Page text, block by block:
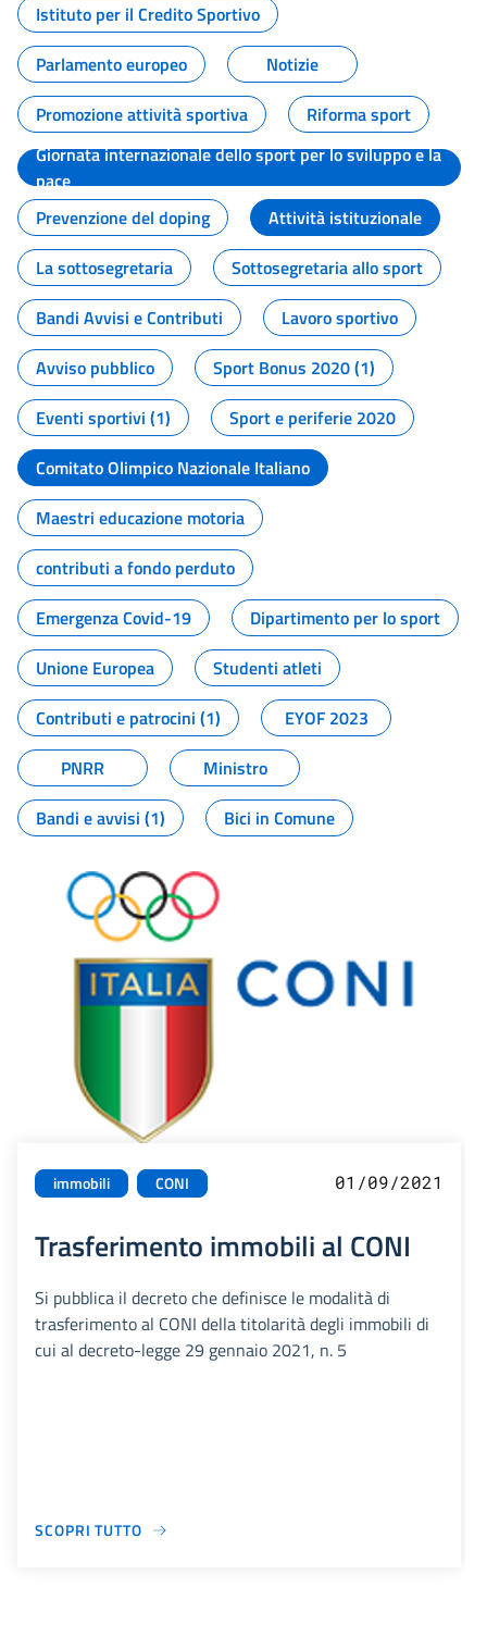
Istituto per il Credito Sportivo
Parlamento europeo
Notizie
Promozione attività sportiva
Riforma sport
Giornata internazionale dello sport per lo sviluppo e la
pace
Prevenzione del doping
Attività istituzionale
La sottosegretaria
Sottosegretaria allo sport
Bandi Avvisi e Contributi
Lavoro sportivo
Avviso pubblico
Sport Bonus 2020 (1)
Eventi sportivi (1)
Sport e periferie 2020
Comitato Olimpico Nazionale Italiano
Maestri educazione motoria
contributi a fondo perduto
Emergenza Covid-19
Dipartimento per lo sport
Unione Europea
Studenti atleti
Contributi e patrocini (1)
EYOF 2023
PNRR
Ministro
Bandi e avvisi (1)
Bici in Comune
immobili CONI 01/09/2021
Trasferimento immobili al CONI
Si pubblica il decreto che definisce le modalità di
trasferimento al CONI della titolarità degli immobili di
cui al decreto-legge 29 gennaio 2021, n. 5
SCOPRI TUTTO